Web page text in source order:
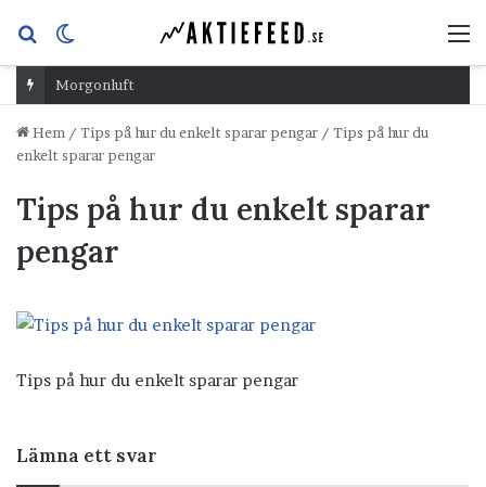
Sök
efterskin
Morgonluft
Hem / Tips på hur du enkelt sparar pengar / Tips på hur du
enkelt sparar pengar
Tips på hur du enkelt sparar
pengar
Tips på hur du enkelt sparar pengar
Lämna ett svar